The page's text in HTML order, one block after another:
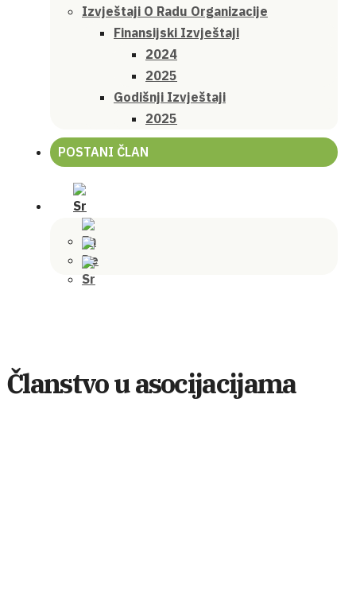
Izvještaji O Radu Organizacije
Finansijski Izvještaji
2024
2025
Godišnji Izvještaji
2025
POSTANI ČLAN
Članstvo u asocijacijama